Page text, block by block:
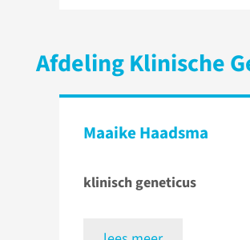
Afdeling Klinische
Maaike Haadsma
klinisch geneticus